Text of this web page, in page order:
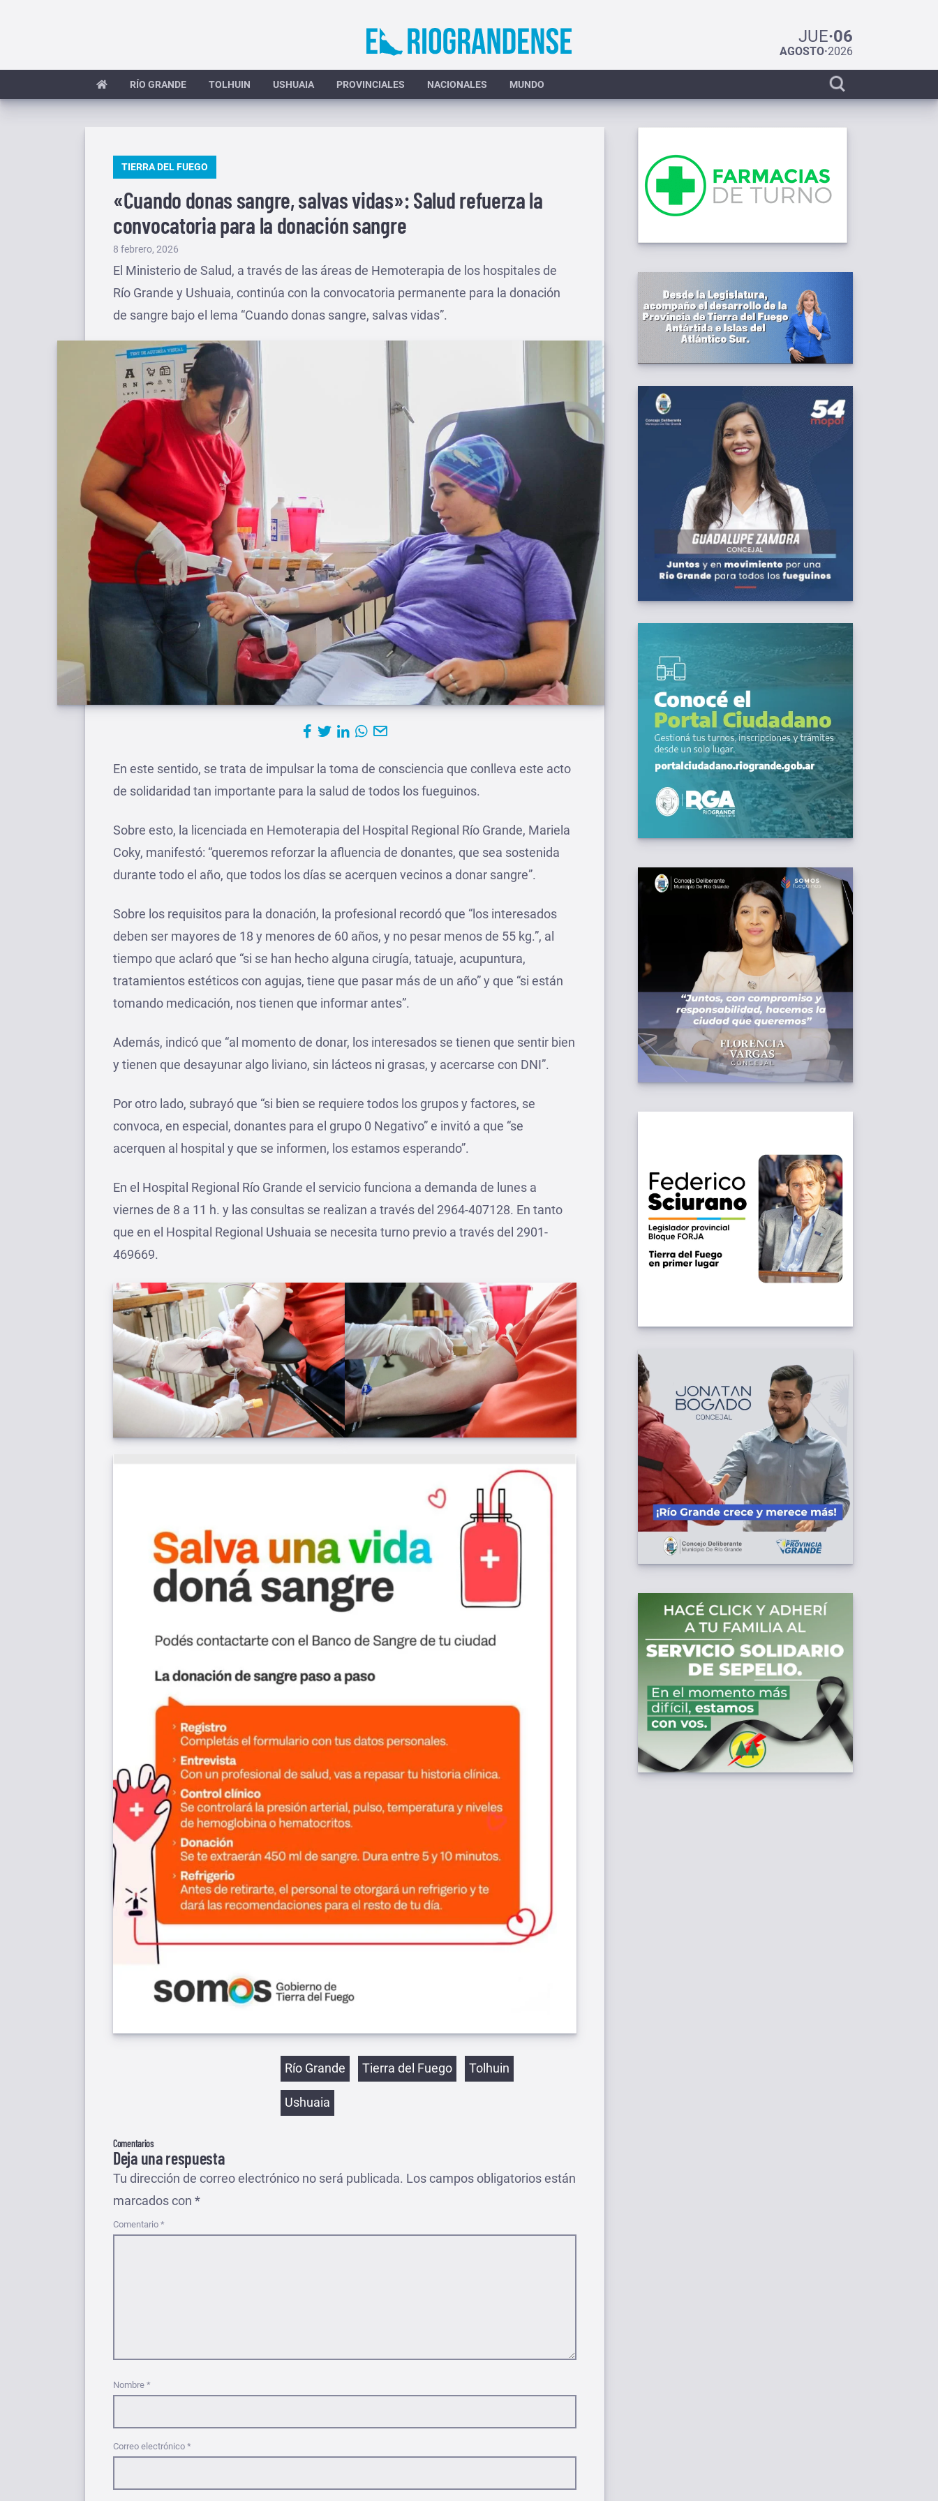
JUE·06
AGOSTO·2026
RÍO GRANDE TOLHUIN USHUAIA PROVINCIALES NACIONALES MUNDO
Display
search
PUBLICADO
TIERRA DEL FUEGO
«Cuando donas sangre, salvas vidas»: Salud refuerza la
convocatoria para la donación sangre
Publicado
el
8 febrero, 2026
El Ministerio de Salud, a través de las áreas de Hemoterapia de los hospitales de
Río Grande y Ushuaia, continúa con la convocatoria permanente para la donación
de sangre bajo el lema “Cuando donas sangre, salvas vidas”.
En este sentido, se trata de impulsar la toma de consciencia que conlleva este acto
de solidaridad tan importante para la salud de todos los fueguinos.
Sobre esto, la licenciada en Hemoterapia del Hospital Regional Río Grande, Mariela
Coky, manifestó: “queremos reforzar la afluencia de donantes, que sea sostenida
durante todo el año, que todos los días se acerquen vecinos a donar sangre”.
Sobre los requisitos para la donación, la profesional recordó que “los interesados
deben ser mayores de 18 y menores de 60 años, y no pesar menos de 55 kg.”, al
tiempo que aclaró que “si se han hecho alguna cirugía, tatuaje, acupuntura,
tratamientos estéticos con agujas, tiene que pasar más de un año” y que “si están
tomando medicación, nos tienen que informar antes”.
Además, indicó que “al momento de donar, los interesados se tienen que sentir bien
y tienen que desayunar algo liviano, sin lácteos ni grasas, y acercarse con DNI”.
Por otro lado, subrayó que “si bien se requiere todos los grupos y factores, se
convoca, en especial, donantes para el grupo 0 Negativo” e invitó a que “se
acerquen al hospital y que se informen, los estamos esperando”.
En el Hospital Regional Río Grande el servicio funciona a demanda de lunes a
viernes de 8 a 11 h. y las consultas se realizan a través del 2964-407128. En tanto
que en el Hospital Regional Ushuaia se necesita turno previo a través del 2901-
469669.
Etiquetas
Río Grande Tierra del Fuego Tolhuin
Ushuaia
Comentarios
Deja una respuesta
Tu dirección de correo electrónico no será publicada. Los campos obligatorios están
marcados con *
Comentario *
Nombre *
Correo electrónico *